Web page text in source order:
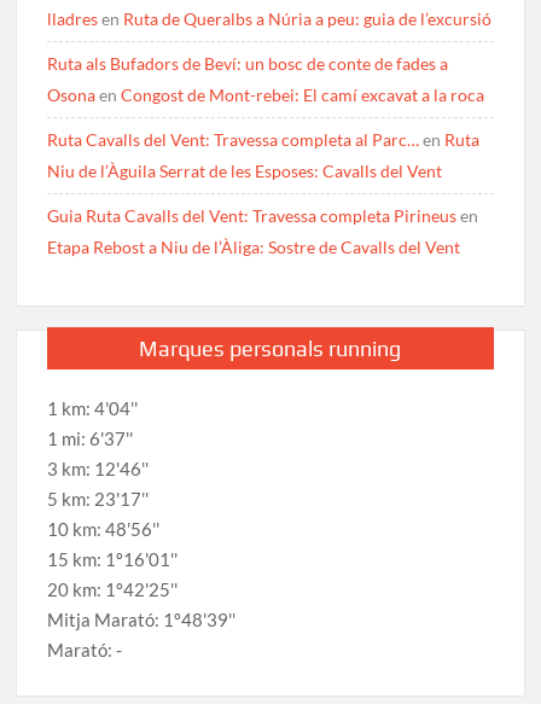
lladresen Ruta de Queralbs a Núria a peu: guia de l’excursió
Ruta als Bufadors de Beví: un bosc de conte de fades a
OsonaenCongost de Mont-rebei: El camí excavat a la roca
Ruta Cavalls del Vent: Travessa completa al Parc…en Ruta
Niu de l’Àguila Serrat de les Esposes: Cavalls del Vent
Guia Ruta Cavalls del Vent: Travessa completa Pirineusen
Etapa Rebost a Niu de l’Àliga: Sostre de Cavalls del Vent
Marques personals running
1 km: 4'04''
1 mi: 6'37''
3 km: 12'46''
5 km: 23'17''
10 km: 48'56''
15 km: 1º16'01''
20 km: 1º42'25''
Mitja Marató: 1º48'39''
Marató: -